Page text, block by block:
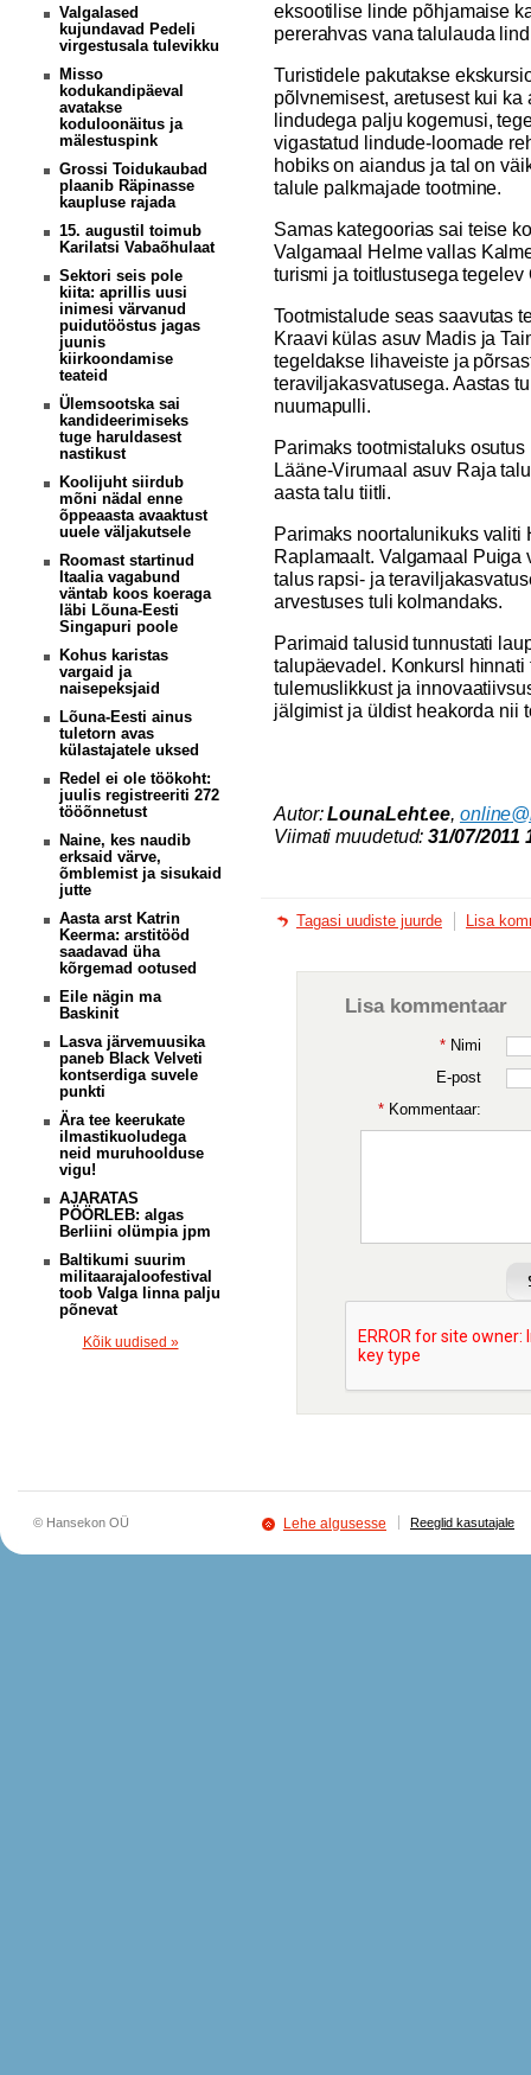
Valgalased
kujundavad Pedeli
virgestusala tulevikku
Misso
kodukandipäeval
avatakse
koduloonäitus ja
mälestuspink
Grossi Toidukaubad
plaanib Räpinasse
kaupluse rajada
15. augustil toimub
Karilatsi Vabaõhulaat
Sektori seis pole
kiita: aprillis uusi
inimesi värvanud
puidutööstus jagas
juunis
kiirkoondamise
teateid
Ülemsootska sai
kandideerimiseks
tuge haruldasest
nastikust
Koolijuht siirdub
mõni nädal enne
õppeaasta avaaktust
uuele väljakutsele
Roomast startinud
Itaalia vagabund
väntab koos koeraga
läbi Lõuna-Eesti
Singapuri poole
Kohus karistas
vargaid ja
naisepeksjaid
Lõuna-Eesti ainus
tuletorn avas
külastajatele uksed
Redel ei ole töökoht:
juulis registreeriti 272
tööõnnetust
Naine, kes naudib
erksaid värve,
õmblemist ja sisukaid
jutte
Aasta arst Katrin
Keerma: arstitööd
saadavad üha
kõrgemad ootused
Eile nägin ma
Baskinit
Lasva järvemuusika
paneb Black Velveti
kontserdiga suvele
punkti
Ära tee keerukate
ilmastikuoludega
neid muruhoolduse
vigu!
AJARATAS
PÖÖRLEB: algas
Berliini olümpia jpm
Baltikumi suurim
militaarajaloofestival
toob Valga linna palju
põnevat
Kõik uudised »
eksootilise linde põhjamaise
pererahvas vana talulauda
Turistidele pakutakse
põlvnemisest, aretusest kui
lindudega palju kogemusi,
vigastatud lindude-loomade
hobiks on aiandus ja tal on
talule palkmajade tootmine.
Samas kategoorias sai teise
Valgamaal Helme vallas
turismi ja toitlustusega tegelev
Tootmistalude seas saavutas
Kraavi külas asuv Madis ja
tegeldakse lihaveiste ja
teraviljakasvatusega. Aastas
nuumapulli.
Parimaks tootmistaluks
Lääne-Virumaal asuv Raja
aasta talu tiitli.
Parimaks noortalunikuks
Raplamaalt. Valgamaal
talus rapsi- ja
arvestuses tuli kolmandaks.
Parimaid talusid tunnustati
talupäevadel. Konkursl hinnati
tulemuslikkust ja
jälgimist ja üldist heakorda nii
Autor:LounaLeht.ee,
Viimati muudetud:31/07/2011
Tagasi uudiste juurde Lisa
Lisa kommentaar
* Nimi
E-post
* Kommentaar:
© Hansekon OÜ Lehe algusesse Reeglid kasutajale